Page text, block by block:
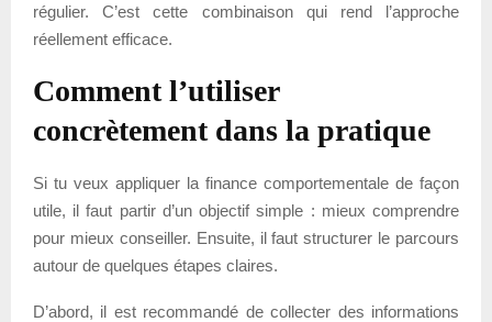
régulier. C’est cette combinaison qui rend l’approche
réellement efficace.
Comment l’utiliser
concrètement dans la pratique
Si tu veux appliquer la finance comportementale de façon
utile, il faut partir d’un objectif simple : mieux comprendre
pour mieux conseiller. Ensuite, il faut structurer le parcours
autour de quelques étapes claires.
D’abord, il est recommandé de collecter des informations